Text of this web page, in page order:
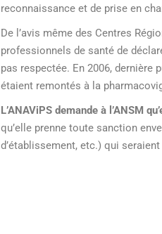
reconnaissance et de prise en
De l’avis même des Centres
professionnels de santé de
pas respectée. En 2006,
étaient remontés à la
L’ANAViPS demande à l’ANSM
qu’elle prenne toute sanction
d’établissement, etc.) qui